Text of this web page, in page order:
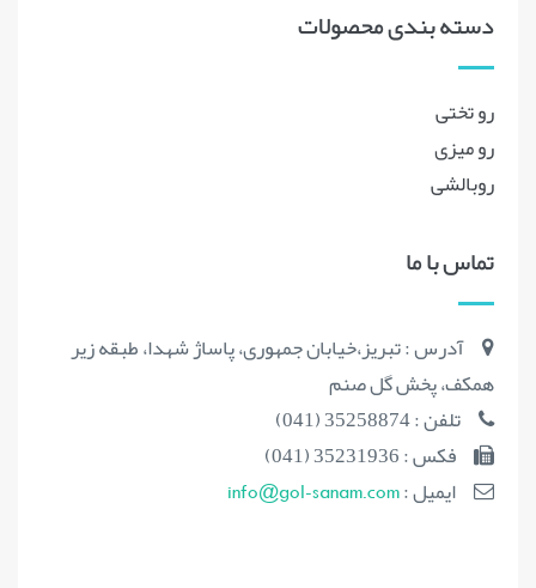
دسته بندی محصولات
رو تختی
رو میزی
روبالشی
تماس با ما
آدرس : تبریز،خیابان جمهوری، پاساژ شهدا، طبقه زیر
همکف، پخش گل صنم
تلفن : 35258874 (041)
فکس : 35231936 (041)
ایمیل : info@gol-sanam.com